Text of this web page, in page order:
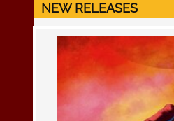
NEW RELEASES